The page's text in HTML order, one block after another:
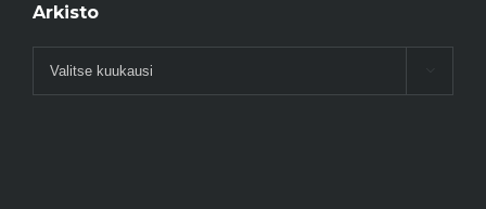
Arkisto
Arkisto